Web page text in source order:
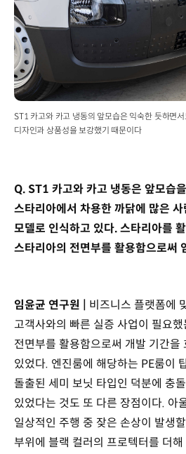
ST1 카고와 카고 냉동의 앞모습은 익숙한 듯하면
디자인과 상품성을 보강했기 때문이다
Q. ST1 카고와 카고 냉동은 앞모습
스타리아에서 차용한 까닭에 많은
모델로 인식하고 있다. 스타리아를
스타리아의 전면부를 활용함으로써
임윤균 연구원 | 비즈니스 플랫폼에
고객사와의 빠른 실증 사업이 필요했
전면부를 활용함으로써 개발 기간을
있었다. 엔진룸에 해당하는 PE룸이
돌출된 세미 보닛 타입인 덕분에 충
있었다는 것도 또 다른 장점이다. 아
일상적인 주행 중 잦은 손상이 발생
부위에 블랙 컬러의 프로텍터를 더